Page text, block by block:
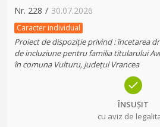
Nr. 228 / 30.07.2026
Caracter individual
Proiect de dispoziție privind : încetarea
de incluziune pentru familia titularului
în comuna Vulturu, județul Vrancea
ÎNSUȘIT
cu aviz de